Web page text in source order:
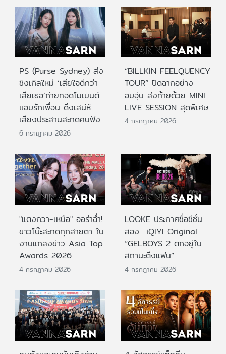
PS (Purse Sydney) ส่ง
ซิงเกิลใหม่ ‘เสียใจดีกว่า
เสียเธอ’ถ่ายทอดโมเมนต์
แอบรักเพื่อน ดึงเสน่ห์
เสียงประสานสะกดคนฟัง
6 กรกฎาคม 2026
“BILLKIN FEELQUENCY
TOUR” ปิดฉากอย่าง
อบอุ่น ส่งท้ายด้วย MINI
LIVE SESSION สุดพิเศษ
4 กรกฎาคม 2026
"แตงกวา-เหนือ" ออร่าฉ่ำ!
ขาวโบ๊ะสะกดทุกสายตา ใน
งานแถลงข่าว Asia Top
Awards 2026
4 กรกฎาคม 2026
LOOKE ประกาศชื่อซีซั่น
สอง iQIYI Original
“GELBOYS 2 ตกอยู่ใน
สถานะติ่งแฟน”
4 กรกฎาคม 2026